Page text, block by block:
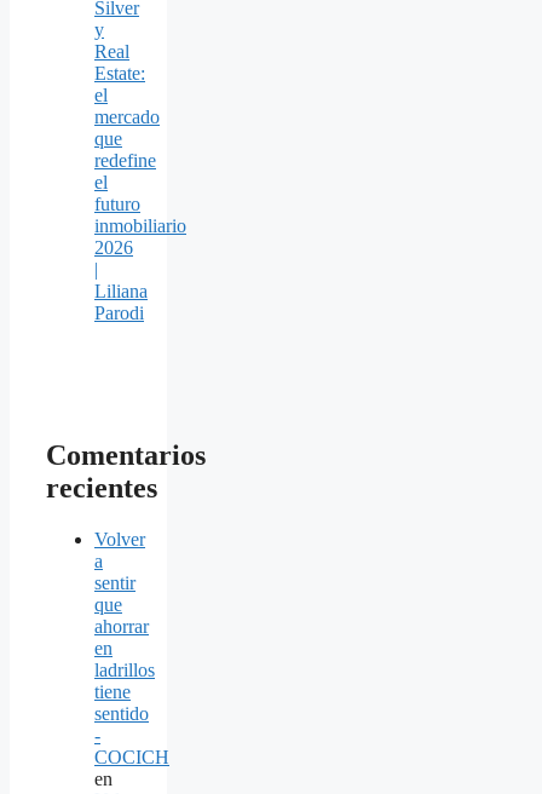
Silver
y
Real
Estate:
el
mercado
que
redefine
el
futuro
inmobiliario
2026
|
Liliana
Parodi
Comentarios
recientes
Volver
a
sentir
que
ahorrar
en
ladrillos
tiene
sentido
-
COCICH
en